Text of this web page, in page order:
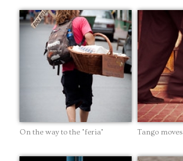
On the way to the "feria" Tango moves